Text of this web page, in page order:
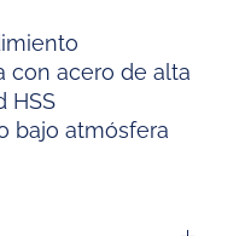
con acero de alta
HSS
bajo atmósfera